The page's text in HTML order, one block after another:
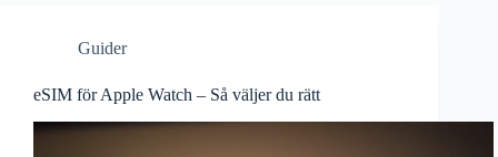
Guider
eSIM för Apple Watch – Så väljer du rätt